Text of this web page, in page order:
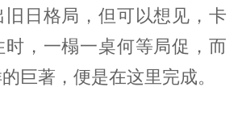
旧日格局，但可以想见，卡
时，一榻一桌何等局促，而
巨著，便是在这里完成。